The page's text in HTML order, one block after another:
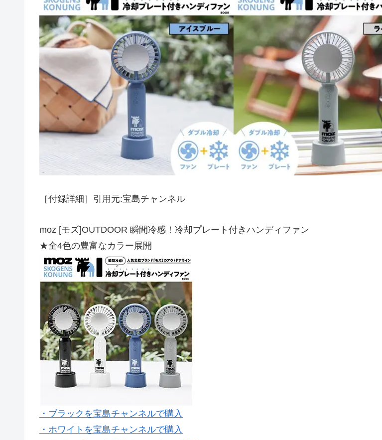
［付録詳細］引用元:宝島チャンネル
moz [モズ]OUTDOOR 瞬間冷感！冷却プレート付きハンディファン
★全4色の豊富なカラー展開
・ブラックを宝島チャンネルで購入
・ホワイトを宝島チャンネルで購入